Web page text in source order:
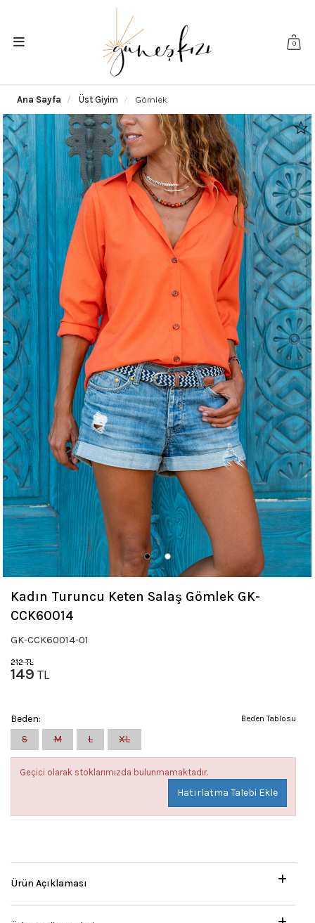
0
Ana Sayfa Üst Giyim Gömlek
Kadın Turuncu Keten Salaş Gömlek GK-
CCK60014
GK-CCK60014-01
212TL
149 TL
Beden Tablosu
Beden:
S
M L XL
Geçici olarak stoklarımızda bulunmamaktadır.
Hatırlatma Talebi Ekle
Ürün Açıklaması